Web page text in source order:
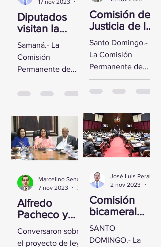
Diputados
visitan la
Fortaleza de
Santa
Bárbara de
Samaná
Samaná.- La
Comisión
Permanente de
Derechos
Humanos de la
Diputados visitó la
Fortaleza de Santa
Bárbara de
Samaná, a fin de...
Comisión de
Justicia de la
CD se reúne
con Yeni
Berenice
Reynoso
Santo Domingo.-
La Comisión
Permanente de
Justicia de la
Cámara de
un encuentro con
la Directora de
Persecución del...
Alfredo
Pacheco y
comisión de
diputados
Conversaron sobre
el proyecto de ley
Marcelino Sena
7 nov 2023
Comisión
bicameral
inicia hoy el
estudio del
SANTO
DOMINGO.- La
José Luis Peralta
2 nov 2023